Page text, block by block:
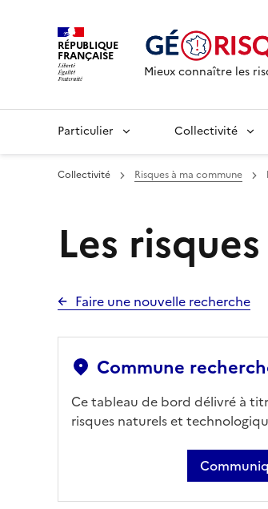
RÉPUBLIQUE
FRANÇAISE
Mieux connaître les
Particulier Collectivité
Collectivité Risques à ma commune
Les
Faire une nouvelle recherche
Commune
Ce tableau de bord délivré à
risques naturels et